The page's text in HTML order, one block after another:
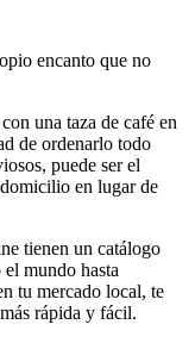
encanto que no
una taza de café en
de ordenarlo todo
puede ser el
en lugar de
tienen un catálogo
mundo hasta
tu mercado local, te
rápida y fácil.